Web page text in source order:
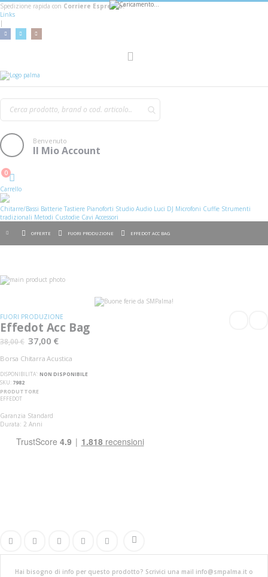
Spedizione rapida con Corriere Espresso!
Links
|
Benvenuto
Il Mio Account
Cart
0
Carrello
Chitarre/Bassi Batterie Tastiere Pianoforti Studio Audio Luci DJ Microfoni Cuffie Strumenti
tradizionali Metodi Custodie Cavi Accessori
OFFERTE FUORI PRODUZIONE EFFEDOT ACC BAG
Vai
alla
galleria
di
immagini
galleria
di
immagini
FUORI PRODUZIONE
Effedot Acc Bag
38,00 € 37,00 €
Borsa Chitarra Acustica
DISPONIBILITA':NON DISPONIBILE
SKU 7982
PRODUTTORE
EFFEDOT
Garanzia Standard
Durata: 2 Anni
Hai bisogno di info per questo prodotto? Scrivici una mail info@smpalma.it o